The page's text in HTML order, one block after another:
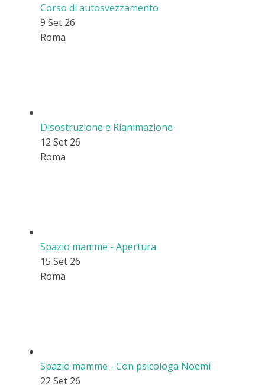
Corso di autosvezzamento
9 Set 26
Roma
Disostruzione e Rianimazione
12 Set 26
Roma
Spazio mamme - Apertura
15 Set 26
Roma
Spazio mamme - Con psicologa Noemi
22 Set 26